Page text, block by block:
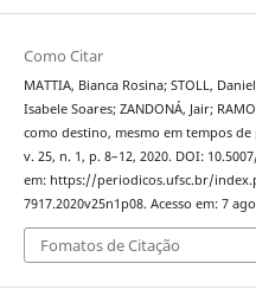
Como Citar
MATTIA, Bianca Rosina; STOLL,
Isabele Soares; ZANDONÁ, Jair;
como destino, mesmo em tempos de
v. 25, n. 1, p. 8–12, 2020. DOI:
em: https://periodicos.ufsc.br/
7917.2020v25n1p08. Acesso em: 7
Fomatos de Citação